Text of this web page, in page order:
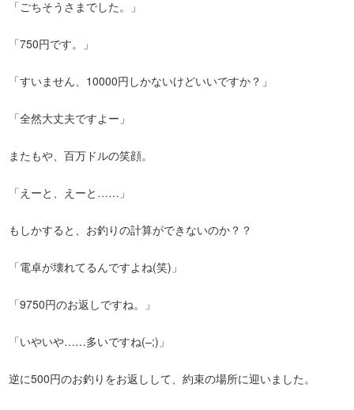
「ごちそうさまでした。」
「750円です。」
「すいません、10000円しかないけどいいですか？」
「全然大丈夫ですよー」
またもや、百万ドルの笑顔。
「えーと、えーと……」
もしかすると、お釣りの計算ができないのか？？
「電卓が壊れてるんですよね(笑)」
「9750円のお返しですね。」
「いやいや……多いですね(–;)」
逆に500円のお釣りをお返しして、約束の場所に迎いました。